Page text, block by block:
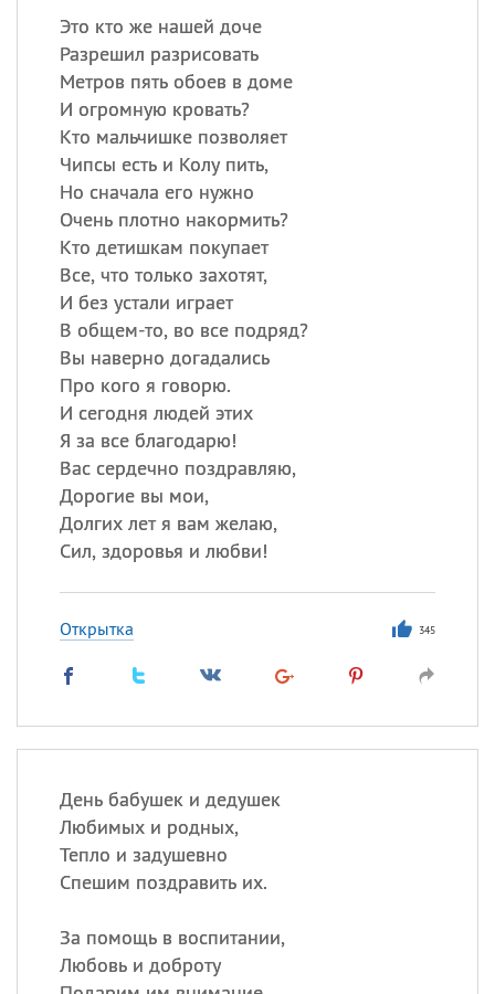
Это кто же нашей доче
Разрешил разрисовать
Метров пять обоев в доме
И огромную кровать?
Кто мальчишке позволяет
Чипсы есть и Колу пить,
Но сначала его нужно
Очень плотно накормить?
Кто детишкам покупает
Все, что только захотят,
И без устали играет
В общем-то, во все подряд?
Вы наверно догадались
Про кого я говорю.
И сегодня людей этих
Я за все благодарю!
Вас сердечно поздравляю,
Дорогие вы мои,
Долгих лет я вам желаю,
Сил, здоровья и любви!
Открытка 345
День бабушек и дедушек
Любимых и родных,
Тепло и задушевно
Спешим поздравить их.
За помощь в воспитании,
Любовь и доброту